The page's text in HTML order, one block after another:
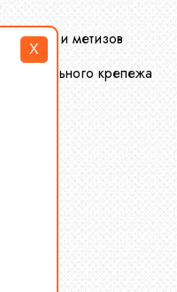
X
и метизов
крепежа